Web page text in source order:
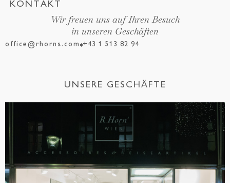
KONTAKT
Wir freuen uns auf Ihren Besuch
in unseren Geschäften
office@rhorns.com +43 1 513 82 94
UNSERE GESCHÄFTE